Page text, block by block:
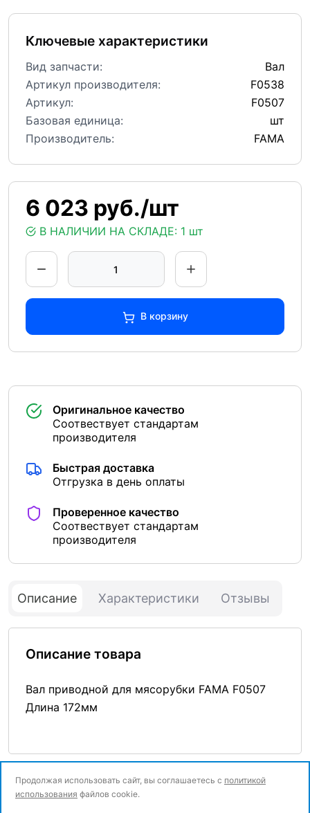
6 023 руб./шт
В НАЛИЧИИ НА СКЛАДЕ: 1 шт
В корзину
Ключевые характеристики
Вид запчасти:
Вал
Артикул производителя:
F0538
Артикул:
F0507
Базовая единица:
шт
Производитель:
FAMA
Оригинальное качество
Соотвествует стандартам
производителя
Быстрая доставка
Отгрузка в день оплаты
Проверенное качество
Соотвествует стандартам
производителя
Описание Характеристики Отзывы
Описание товара
Вал приводной для мясорубки FAMA F0507
Длина 172мм
Продолжая использовать сайт, вы соглашаетесь с политикой
использования файлов cookie.